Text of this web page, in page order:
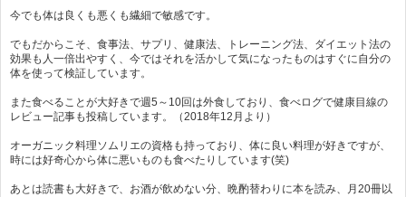
今でも体は良くも悪くも繊細で敏感です。
でもだからこそ、食事法、サプリ、健康法、トレーニング法、ダイエット法の
効果も人一倍出やすく、今ではそれを活かして気になったものはすぐに自分の
体を使って検証しています。
また食べることが大好きで週5～10回は外食しており、食べログで健康目線の
レビュー記事も投稿しています。（2018年12月より）
オーガニック料理ソムリエの資格も持っており、体に良い料理が好きですが、
時には好奇心から体に悪いものも食べたりしています(笑)
あとは読書も大好きで、お酒が飲めない分、晩酌替わりに本を読み、月20冊以